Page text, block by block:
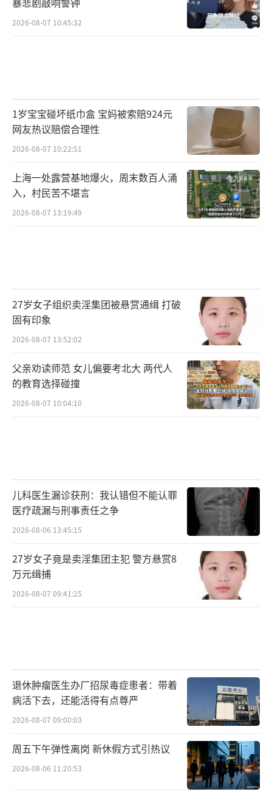
2026-08-07 10:45:32
1岁宝宝碰坏纸巾盒 宝妈被索赔924元
网友热议赔偿合理性
2026-08-07 10:22:51
上海一处露营基地爆火，周末数百人涌
入，村民苦不堪言
2026-08-07 13:19:49
27岁女子组织卖淫集团被悬赏通缉 打破
固有印象
2026-08-07 13:52:02
父亲劝读师范 女儿偏要考北大 两代人
的教育选择碰撞
2026-08-07 10:04:10
儿科医生漏诊获刑：我认错但不能认罪
医疗疏漏与刑事责任之争
2026-08-06 13:45:15
27岁女子竟是卖淫集团主犯 警方悬赏8
万元缉捕
2026-08-07 09:41:25
退休肿瘤医生办厂招尿毒症患者：带着
病活下去，还能活得有点尊严
2026-08-07 09:00:03
周五下午弹性离岗 新休假方式引热议
2026-08-06 11:20:53